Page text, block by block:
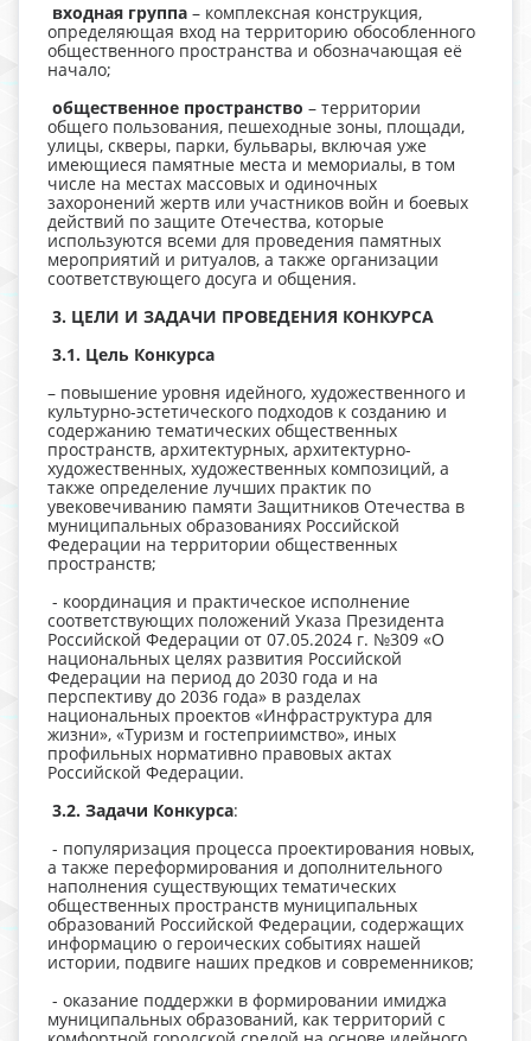
входная группа – комплексная конструкция,
определяющая вход на территорию обособленного
общественного пространства и обозначающая её
начало;
общественное пространство – территории
общего пользования, пешеходные зоны, площади,
улицы, скверы, парки, бульвары, включая уже
имеющиеся памятные места и мемориалы, в том
числе на местах массовых и одиночных
захоронений жертв или участников войн и боевых
действий по защите Отечества, которые
используются всеми для проведения памятных
мероприятий и ритуалов, а также организации
соответствующего досуга и общения.
3. ЦЕЛИ И ЗАДАЧИ ПРОВЕДЕНИЯ КОНКУРСА
3.1. Цель Конкурса
– повышение уровня идейного, художественного и
культурно-эстетического подходов к созданию и
содержанию тематических общественных
пространств, архитектурных, архитектурно-
художественных, художественных композиций, а
также определение лучших практик по
увековечиванию памяти Защитников Отечества в
муниципальных образованиях Российской
Федерации на территории общественных
пространств;
- координация и практическое исполнение
соответствующих положений Указа Президента
Российской Федерации от 07.05.2024 г. №309 «О
национальных целях развития Российской
Федерации на период до 2030 года и на
перспективу до 2036 года» в разделах
национальных проектов «Инфраструктура для
жизни», «Туризм и гостеприимство», иных
профильных нормативно правовых актах
Российской Федерации.
3.2. Задачи Конкурса:
- популяризация процесса проектирования новых,
а также переформирования и дополнительного
наполнения существующих тематических
общественных пространств муниципальных
образований Российской Федерации, содержащих
информацию о героических событиях нашей
истории, подвиге наших предков и современников;
- оказание поддержки в формировании имиджа
муниципальных образований, как территорий с